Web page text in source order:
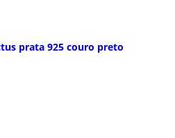
prata 925 couro preto